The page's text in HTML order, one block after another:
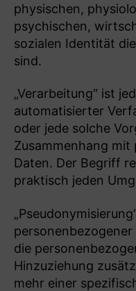
physischen,
psychischen,
sozialen Identität
sind.
„Verarbeitung“ ist
automatisierter
oder jede solche
Zusammenhang mit
Daten. Der Begriff
praktisch jeden
personenbezogener
die
Hinzuziehung
mehr einer